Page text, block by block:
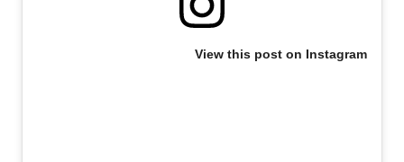
View this post on Instagram